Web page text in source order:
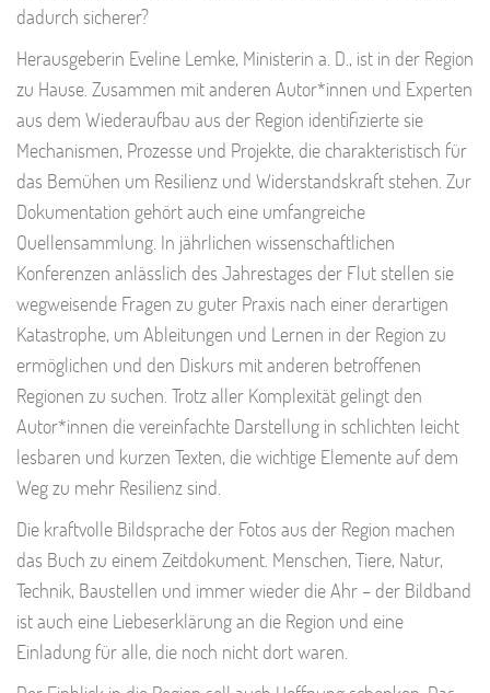
dadurch sicherer?
Herausgeberin Eveline Lemke, Ministerin a. D., ist in der Region
zu Hause. Zusammen mit anderen Autor*innen und Experten
aus dem Wiederaufbau aus der Region identifizierte sie
Mechanismen, Prozesse und Projekte, die charakteristisch für
das Bemühen um Resilienz und Widerstandskraft stehen. Zur
Dokumentation gehört auch eine umfangreiche
Quellensammlung. In jährlichen wissenschaftlichen
Konferenzen anlässlich des Jahrestages der Flut stellen sie
wegweisende Fragen zu guter Praxis nach einer derartigen
Katastrophe, um Ableitungen und Lernen in der Region zu
ermöglichen und den Diskurs mit anderen betroffenen
Regionen zu suchen. Trotz aller Komplexität gelingt den
Autor*innen die vereinfachte Darstellung in schlichten leicht
lesbaren und kurzen Texten, die wichtige Elemente auf dem
Weg zu mehr Resilienz sind.
Die kraftvolle Bildsprache der Fotos aus der Region machen
das Buch zu einem Zeitdokument. Menschen, Tiere, Natur,
Technik, Baustellen und immer wieder die Ahr – der Bildband
ist auch eine Liebeserklärung an die Region und eine
Einladung für alle, die noch nicht dort waren.